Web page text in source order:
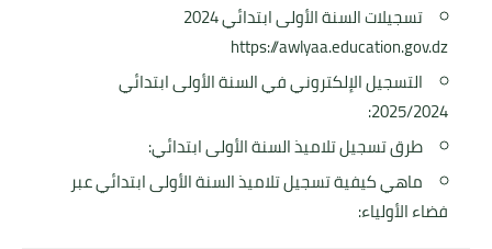
تسجيلات السنة الأولى ابتدائي 2024
https://awlyaa.education.gov.dz
التسجيل الإلكتروني في السنة الأولى ابتدائي
2025/2024:
طرق تسجيل تلاميذ السنة الأولى ابتدائي:
ماهي كيفية تسجيل تلاميذ السنة الأولى ابتدائي عبر
فضاء الأولياء: